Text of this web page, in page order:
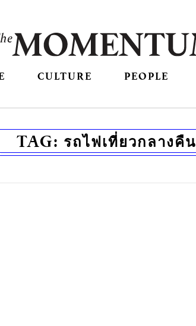
CULTURE PEOPLE
TAG: รถไฟเที่ยวกลางคืน